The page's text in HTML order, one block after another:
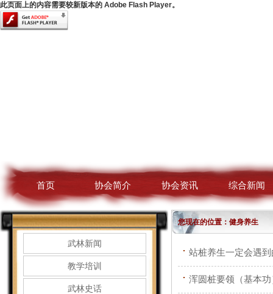
此页面上的内容需要较新版本的 Adobe Flash Player。
首页 协会简介 协会资讯 综合新闻
武林新闻
教学培训
武林史话
您现在的位置：健身养生
站桩养生一定会遇
浑圆桩要领（基本